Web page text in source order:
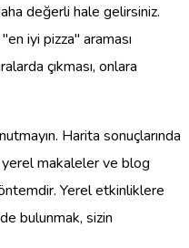
değerli hale gelirsiniz.
iyi pizza" araması
çıkması, onlara
Harita sonuçlarında
yerel makaleler ve blog
Yerel etkinliklere
bulunmak, sizin